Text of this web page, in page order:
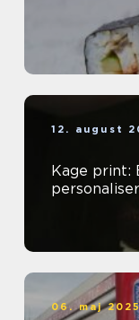
12. august
Kage print:
06. maj